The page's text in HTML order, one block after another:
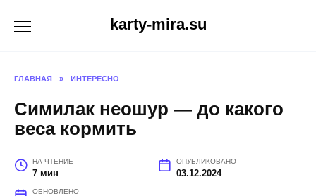
karty-mira.su
ГЛАВНАЯ » ИНТЕРЕСНО
Симилак неошур — до какого
веса кормить
НА ЧТЕНИЕ
7 мин
ОПУБЛИКОВАНО
03.12.2024
ОБНОВЛЕНО